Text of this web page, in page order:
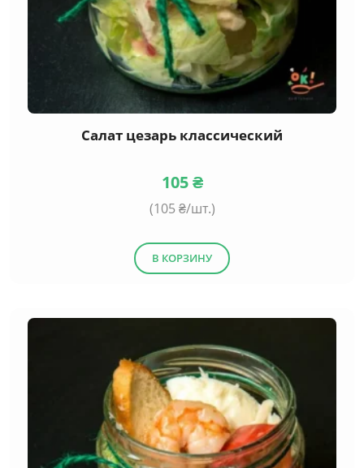
Салат цезарь классический
105₴
(105₴/шт.)
В КОРЗИНУ